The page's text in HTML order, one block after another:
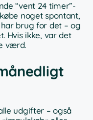
“vent 24 timer”-
noget spontant,
brug for det – og
Hvis ikke, var det
værd.
udgifter – også